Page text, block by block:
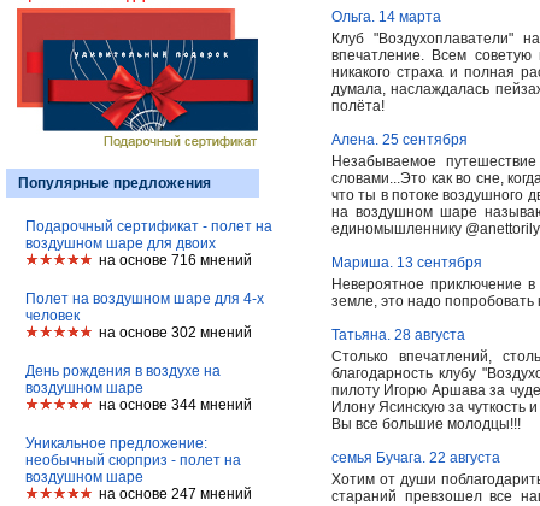
Популярные предложения
Подарочный сертификат - полет на
воздушном шаре для двоих
на основе 716 мнений
Полет на воздушном шаре для 4-х
человек
на основе 302 мнений
День рождения в воздухе на
воздушном шаре
на основе 344 мнений
Уникальное предложение:
необычный сюрприз - полет на
воздушном шаре
на основе 247 мнений
Ольга. 14 марта
Клуб "Воздухоплаватели"
впечатление. Всем
никакого страха и полная
думала, наслаждалась
полёта!
Алена. 25 сентября
Незабываемое
словами...Это как во сне,
что ты в потоке воздушного
на воздушном шаре
единомышленнику @anettorily
Мариша. 13 сентября
Невероятное приключение
земле, это надо попробовать
Татьяна. 28 августа
Столько впечатлений,
благодарность клубу
пилоту Игорю Аршава за
Илону Ясинскую за чуткость
Вы все большие молодцы!!!
семья Бучага. 22 августа
Хотим от души
стараний превзошел все